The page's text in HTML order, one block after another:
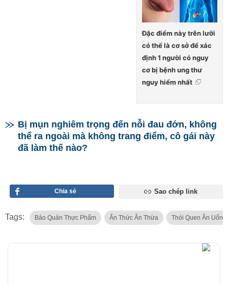
Đặc điểm này trên lưỡi
có thể là cơ sở để xác
định 1 người có nguy
cơ bị bệnh ung thư
nguy hiểm nhất
Bị mụn nghiêm trọng đến nỗi đau đớn, không
thể ra ngoài mà không trang điểm, cô gái này
đã làm thế nào?
Chia sẻ Sao chép link
Tags: Bảo Quản Thực Phẩm Ăn Thức Ăn Thừa Thói Quen Ăn